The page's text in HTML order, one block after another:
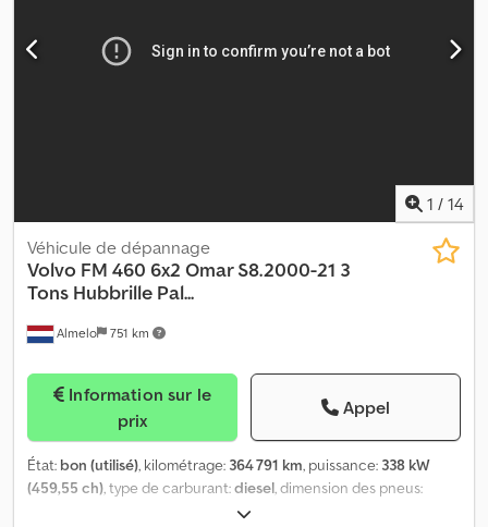
12 rapports Euro 3 Moteur 440 ch ABS Climatisation Chauffage
autonome Régulateur de vitesse Blocage de différentiel
1 / 14
Almelo 751 km
Véhicule de dépannage
Volvo FM 460 6x2 Omar S8.2000-21 3
Tons Hubbrille Pal...
prix
Appel
État: bon (utilisé), kilométrage: 364 791 km, puissance: 338 kW
(459,55 ch), type de carburant:diesel, dimension des pneus:
, configuration d'essieux: